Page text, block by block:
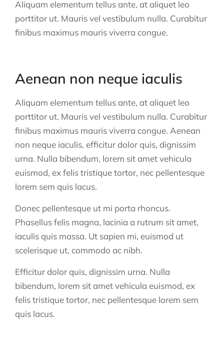
Aliquam elementum tellus ante, at aliquet leo
porttitor ut. Mauris vel vestibulum nulla. Curabitur
finibus maximus mauris viverra congue.
Aenean non neque iaculis
Aliquam elementum tellus ante, at aliquet leo
porttitor ut. Mauris vel vestibulum nulla. Curabitur
finibus maximus mauris viverra congue. Aenean
non neque iaculis, efficitur dolor quis, dignissim
urna. Nulla bibendum, lorem sit amet vehicula
euismod, ex felis tristique tortor, nec pellentesque
lorem sem quis lacus.
Donec pellentesque ut mi porta rhoncus.
Phasellus felis magna, lacinia a rutrum sit amet,
iaculis quis massa. Ut sapien mi, euismod ut
scelerisque ut, commodo ac nibh.
Efficitur dolor quis, dignissim urna. Nulla
bibendum, lorem sit amet vehicula euismod, ex
felis tristique tortor, nec pellentesque lorem sem
quis lacus.